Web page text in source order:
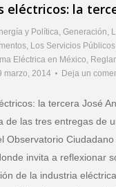
eléctricos: la
y Política, Generación,
, Los Servicios
Eléctrica en México,
marzo, 2014 Deja un
la tercera José
de las tres entregas de
Observatorio
invita a reflexionar
de la industria